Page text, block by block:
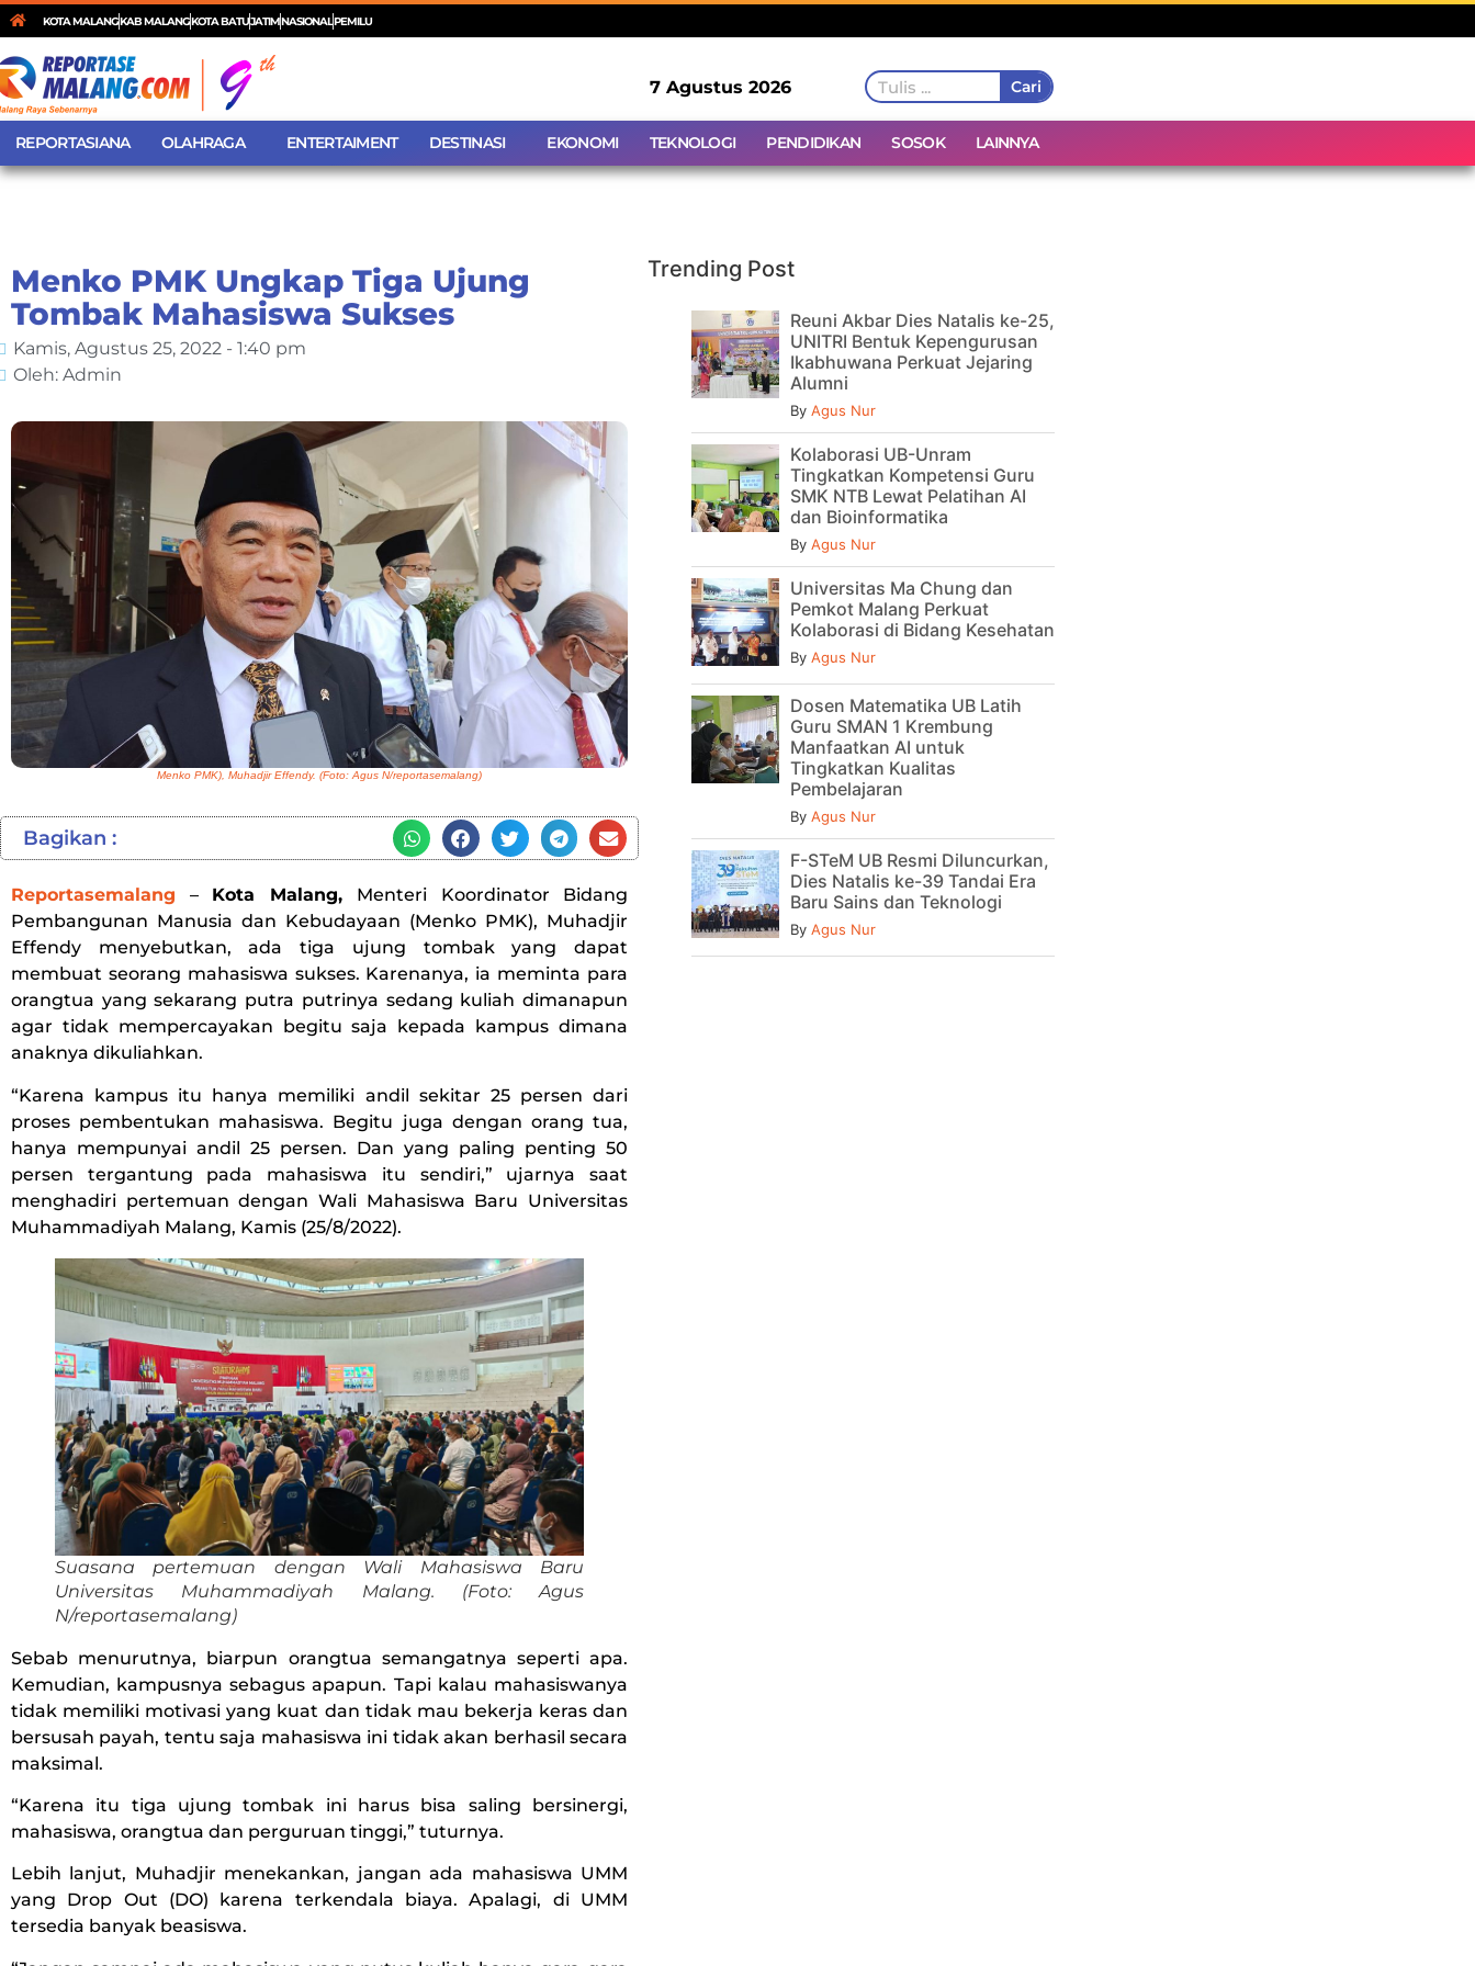
KOTA MALANGKAB MALANGKOTA BATUJATIMNASIONALPEMILU
7 Agustus 2026 Cari
REPORTASIANA OLAHRAGA ENTERTAIMENT DESTINASI EKONOMI TEKNOLOGI PENDIDIKAN SOSOK LAINNYA
Menko PMK Ungkap Tiga Ujung
Tombak Mahasiswa Sukses
Kamis, Agustus 25, 2022 - 1:40 pm
Oleh: Admin
Menko PMK), Muhadjir Effendy. (Foto: Agus N/reportasemalang)
Bagikan :
Reportasemalang – Kota Malang, Menteri Koordinator Bidang
Pembangunan Manusia dan Kebudayaan (Menko PMK), Muhadjir
Effendy menyebutkan, ada tiga ujung tombak yang dapat
membuat seorang mahasiswa sukses. Karenanya, ia meminta para
orangtua yang sekarang putra putrinya sedang kuliah dimanapun
agar tidak mempercayakan begitu saja kepada kampus dimana
anaknya dikuliahkan.
“Karena kampus itu hanya memiliki andil sekitar 25 persen dari
proses pembentukan mahasiswa. Begitu juga dengan orang tua,
hanya mempunyai andil 25 persen. Dan yang paling penting 50
persen tergantung pada mahasiswa itu sendiri,” ujarnya saat
menghadiri pertemuan dengan Wali Mahasiswa Baru Universitas
Muhammadiyah Malang, Kamis (25/8/2022).
Suasana pertemuan dengan Wali Mahasiswa Baru
Universitas Muhammadiyah Malang. (Foto: Agus
N/reportasemalang)
Sebab menurutnya, biarpun orangtua semangatnya seperti apa.
Kemudian, kampusnya sebagus apapun. Tapi kalau mahasiswanya
tidak memiliki motivasi yang kuat dan tidak mau bekerja keras dan
bersusah payah, tentu saja mahasiswa ini tidak akan berhasil secara
maksimal.
“Karena itu tiga ujung tombak ini harus bisa saling bersinergi,
mahasiswa, orangtua dan perguruan tinggi,” tuturnya.
Lebih lanjut, Muhadjir menekankan, jangan ada mahasiswa UMM
yang Drop Out (DO) karena terkendala biaya. Apalagi, di UMM
tersedia banyak beasiswa.
Trending Post
Reuni Akbar Dies Natalis ke-25,
UNITRI Bentuk Kepengurusan
Ikabhuwana Perkuat Jejaring
Alumni
By Agus Nur
Kolaborasi UB-Unram
Tingkatkan Kompetensi Guru
SMK NTB Lewat Pelatihan AI
dan Bioinformatika
By Agus Nur
Universitas Ma Chung dan
Pemkot Malang Perkuat
Kolaborasi di Bidang Kesehatan
By Agus Nur
Dosen Matematika UB Latih
Guru SMAN 1 Krembung
Manfaatkan AI untuk
Tingkatkan Kualitas
Pembelajaran
By Agus Nur
F-STeM UB Resmi Diluncurkan,
Dies Natalis ke-39 Tandai Era
Baru Sains dan Teknologi
By Agus Nur